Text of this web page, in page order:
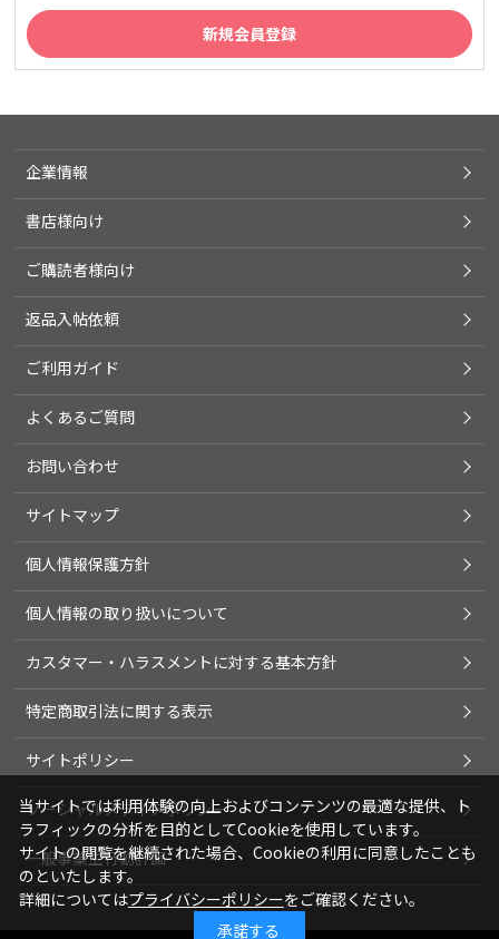
企業情報
書店様向け
ご購読者様向け
返品入帖依頼
ご利用ガイド
よくあるご質問
お問い合わせ
サイトマップ
個人情報保護方針
個人情報の取り扱いについて
カスタマー・ハラスメントに対する基本方針
特定商取引法に関する表示
サイトポリシー
ソーシャルメディアポリシー
一般事業主行動計画
当サイトでは利用体験の向上およびコンテンツの最適な提供、ト
ラフィックの分析を目的としてCookieを使用しています。
サイトの閲覧を継続された場合、Cookieの利用に同意したことも
のといたします。
詳細についてはプライバシーポリシーをご確認ください。
承諾する